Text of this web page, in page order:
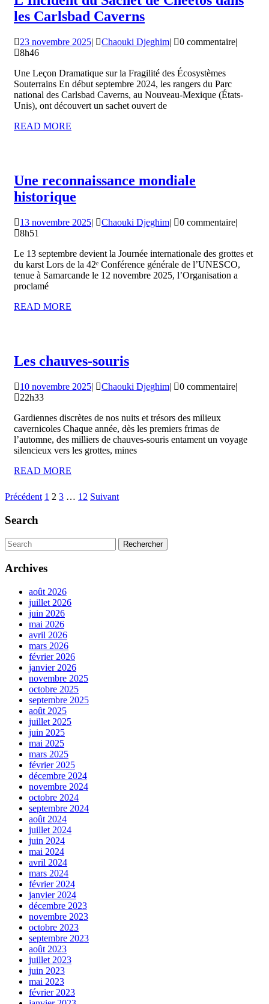
les Carlsbad CavernsL’Incident
Sachet
Cheetos
dans
les
23 novembre 202523
| Chaouki DjeghimChaouki
| 0 commentaire|
8h46
Une Leçon Dramatique sur la Fragilité des Écosystèmes
Souterrains En début septembre 2024, les rangers du Parc
national des Carlsbad Caverns, au Nouveau-Mexique (États-
Unis), ont découvert un sachet ouvert de
READ MORE
Une reconnaissance mondiale
historique
mondiale
13 novembre 202513
| Chaouki DjeghimChaouki
| 0 commentaire|
8h51
Le 13 septembre devient la Journée internationale des grottes et
du karst Lors de la 42ᵉ Conférence générale de l’UNESCO,
tenue à Samarcande le 12 novembre 2025, l’Organisation a
proclamé
READ MORE
Les chauves-sourisLes
souris
10 novembre 202510
| Chaouki DjeghimChaouki
| 0 commentaire|
22h33
Gardiennes discrètes de nos nuits et trésors des milieux
cavernicoles Chaque année, dès les premiers frimas de
l’automne, des milliers de chauves-souris entament un voyage
silencieux vers les grottes, mines
READ MORE
Pagination
des
Précédent 1 2 3 … 12 Suivant
Search
Search
for:
Archives
août 2026
juillet 2026
juin 2026
mai 2026
avril 2026
mars 2026
février 2026
janvier 2026
novembre 2025
octobre 2025
septembre 2025
août 2025
juillet 2025
juin 2025
mai 2025
mars 2025
février 2025
décembre 2024
novembre 2024
octobre 2024
septembre 2024
août 2024
juillet 2024
juin 2024
mai 2024
avril 2024
mars 2024
février 2024
janvier 2024
décembre 2023
novembre 2023
octobre 2023
septembre 2023
août 2023
juillet 2023
juin 2023
mai 2023
février 2023